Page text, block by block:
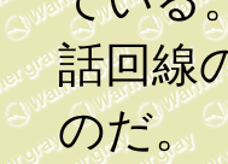
話回線
のだ。